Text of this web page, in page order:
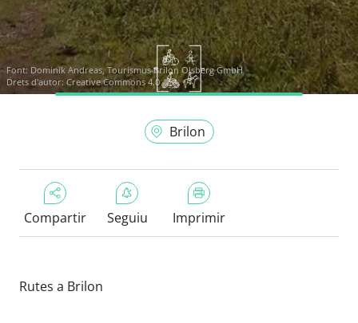
Font: Dominik Andreas, Tourismus Brilon Olsberg GmbH
Drets d'autor: Creative Commons 4.0
Brilon
Compartir Seguiu Imprimir
Rutes a Brilon